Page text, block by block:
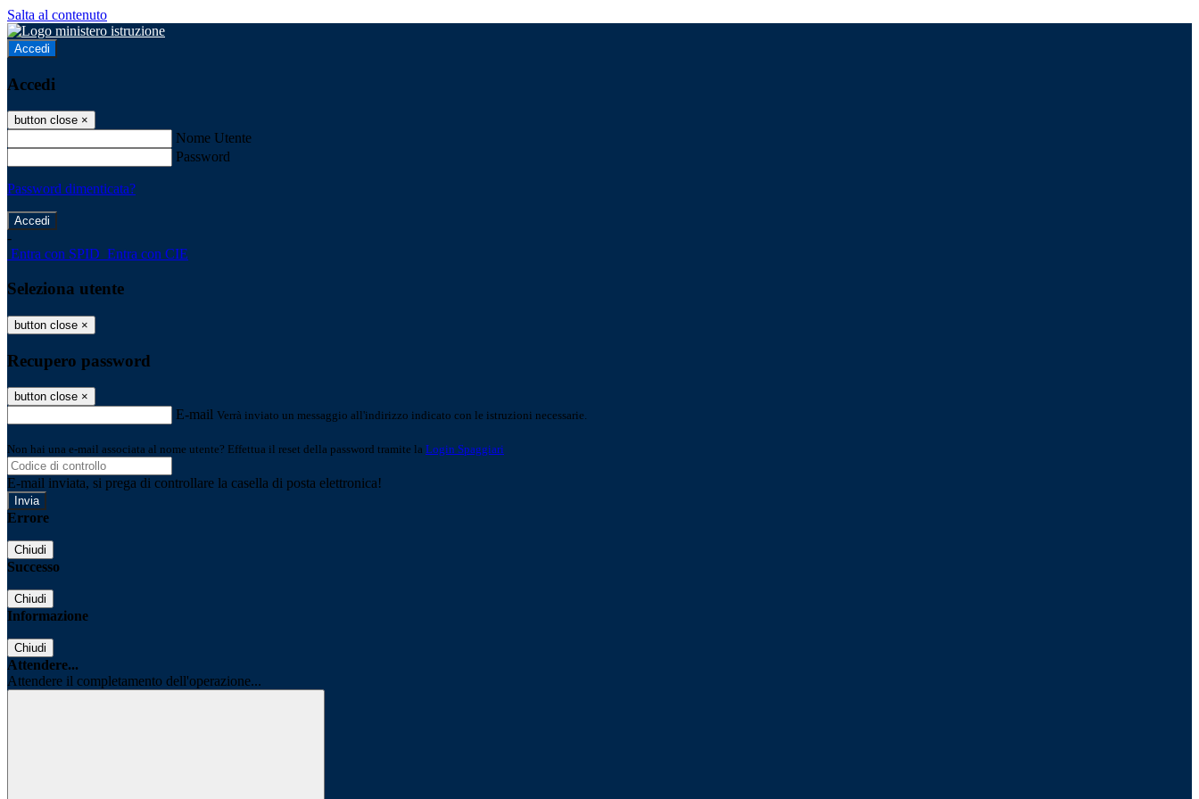
Salta al contenuto
Accedi
Accedi
button close ×
Nome Utente
Password
Password dimenticata?
-
Entra con SPID Entra con CIE
Seleziona utente
button close ×
Recupero password
button close ×
E-mail Verrà inviato un messaggio all'indirizzo indicato con le istruzioni necessarie.
Non hai una e-mail associata al nome utente? Effettua il reset della password tramite la Login Spaggiari
E-mail inviata, si prega di controllare la casella di posta elettronica!
Errore
Chiudi
Successo
Chiudi
Informazione
Chiudi
Attendere...
Attendere il completamento dell'operazione...